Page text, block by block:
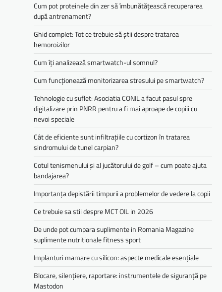
Cum pot proteinele din zer să îmbunătățească recuperarea
după antrenament?
Ghid complet: Tot ce trebuie să știi despre tratarea
hemoroizilor
Cum îți analizează smartwatch-ul somnul?
Cum funcționează monitorizarea stresului pe smartwatch?
Tehnologie cu suflet: Asociatia CONIL a facut pasul spre
digitalizare prin PNRR pentru a fi mai aproape de copiii cu
nevoi speciale
Cât de eficiente sunt infiltrațiile cu cortizon în tratarea
sindromului de tunel carpian?
Cotul tenismenului și al jucătorului de golf – cum poate ajuta
bandajarea?
Importanța depistării timpurii a problemelor de vedere la copii
Ce trebuie sa stii despre MCT OIL in 2026
De unde pot cumpara suplimente in Romania Magazine
suplimente nutritionale fitness sport
Implanturi mamare cu silicon: aspecte medicale esențiale
Blocare, silențiere, raportare: instrumentele de siguranță pe
Mastodon